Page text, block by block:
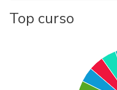
Top curso